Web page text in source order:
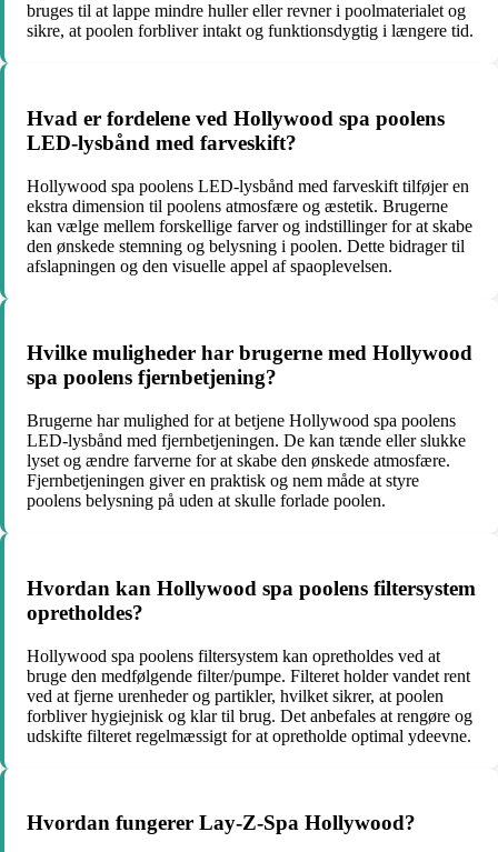
bruges til at lappe mindre huller eller revner i poolmaterialet og
sikre, at poolen forbliver intakt og funktionsdygtig i længere tid.
Hvad er fordelene ved Hollywood spa poolens
LED-lysbånd med farveskift?
Hollywood spa poolens LED-lysbånd med farveskift tilføjer en
ekstra dimension til poolens atmosfære og æstetik. Brugerne
kan vælge mellem forskellige farver og indstillinger for at skabe
den ønskede stemning og belysning i poolen. Dette bidrager til
afslapningen og den visuelle appel af spaoplevelsen.
Hvilke muligheder har brugerne med Hollywood
spa poolens fjernbetjening?
Brugerne har mulighed for at betjene Hollywood spa poolens
LED-lysbånd med fjernbetjeningen. De kan tænde eller slukke
lyset og ændre farverne for at skabe den ønskede atmosfære.
Fjernbetjeningen giver en praktisk og nem måde at styre
poolens belysning på uden at skulle forlade poolen.
Hvordan kan Hollywood spa poolens filtersystem
opretholdes?
Hollywood spa poolens filtersystem kan opretholdes ved at
bruge den medfølgende filter/pumpe. Filteret holder vandet rent
ved at fjerne urenheder og partikler, hvilket sikrer, at poolen
forbliver hygiejnisk og klar til brug. Det anbefales at rengøre og
udskifte filteret regelmæssigt for at opretholde optimal ydeevne.
Hvordan fungerer Lay-Z-Spa Hollywood?